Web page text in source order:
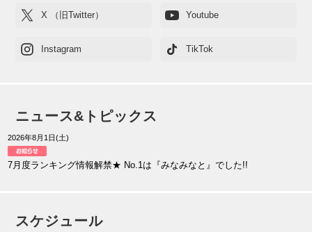
X （旧Twitter） Youtube
Instagram TikTok
ニュース&トピックス
2026年8月1日(土)
7月度ランキング情報解禁★ No.1は『みなみなと』でした!!
スケジュール